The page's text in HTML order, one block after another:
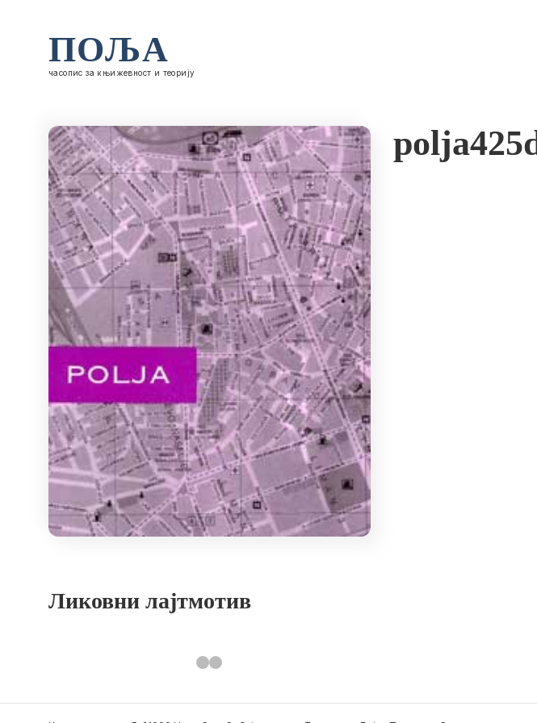
ПОЉА
часопис за књижевност и теорију
Ликовни лајтмотив